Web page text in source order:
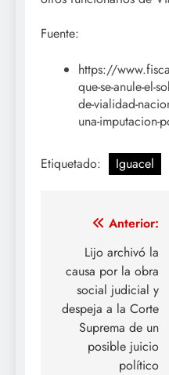
Fuente:
https://
que-se-anule-el-
de-vialidad-
una-imputacion-
Etiquetado: Iguacel
Navegación
entradas
Anterior:
Lijo archivó la
causa por la obra
social judicial y
despeja a la Corte
Suprema de un
posible juicio
político